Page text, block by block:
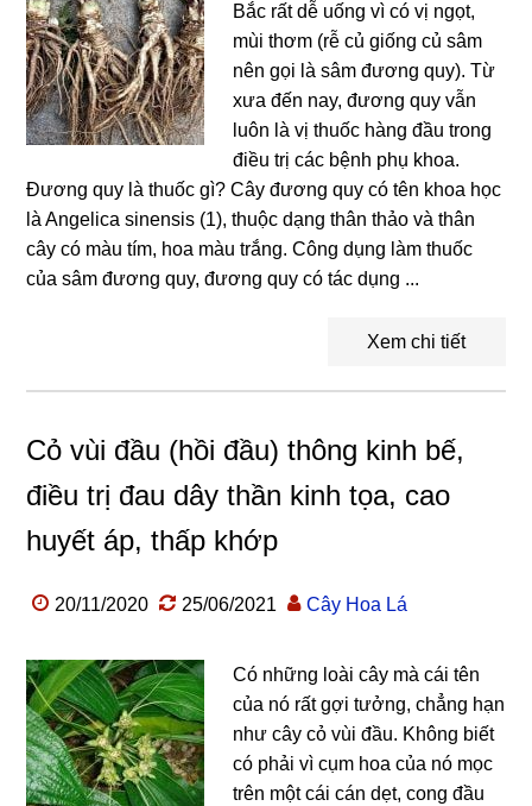
Bắc rất dễ uống vì có vị ngọt,
mùi thơm (rễ củ giống củ sâm
nên gọi là sâm đương quy). Từ
xưa đến nay, đương quy vẫn
luôn là vị thuốc hàng đầu trong
điều trị các bệnh phụ khoa.
Đương quy là thuốc gì? Cây đương quy có tên khoa học
là Angelica sinensis (1), thuộc dạng thân thảo và thân
cây có màu tím, hoa màu trắng. Công dụng làm thuốc
của sâm đương quy, đương quy có tác dụng ...
Xem chi tiết
Cỏ vùi đầu (hồi đầu) thông kinh bế,
điều trị đau dây thần kinh tọa, cao
huyết áp, thấp khớp
20/11/2020 25/06/2021 Cây Hoa Lá
Có những loài cây mà cái tên
của nó rất gợi tưởng, chẳng hạn
như cây cỏ vùi đầu. Không biết
có phải vì cụm hoa của nó mọc
trên một cái cán dẹt, cong đầu